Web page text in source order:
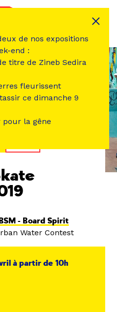
- Board Spirit
Water Contest
à partir de 10h
de nos expositions
end :
titre de Zineb Sedira
fleurissent
ce dimanche 9
pour la gêne